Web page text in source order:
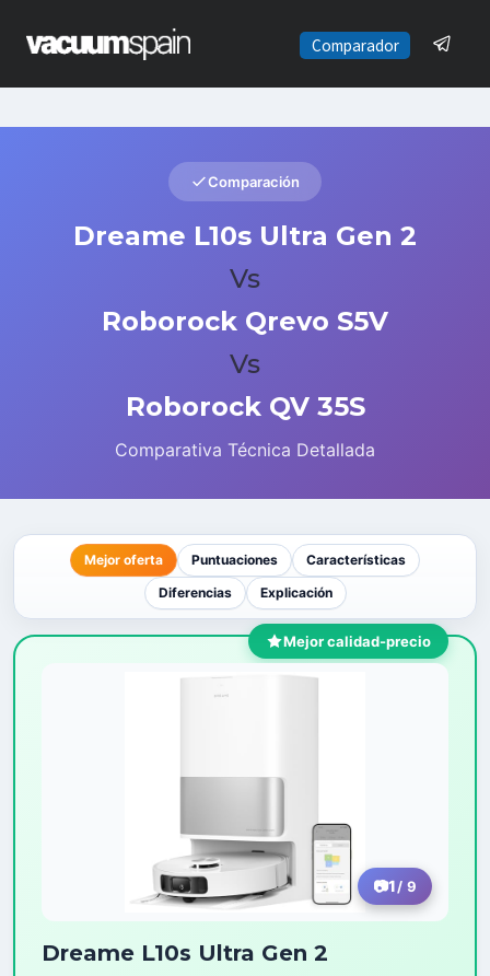
contenido
Comparador
Comparación
Dreame L10s Ultra Gen 2
Vs
Roborock Qrevo S5V
Vs
Roborock QV 35S
Comparativa Técnica Detallada
Mejor oferta Puntuaciones
Características
Diferencias
Explicación
Mejor calidad-precio
1/ 9
Dreame L10s Ultra Gen 2